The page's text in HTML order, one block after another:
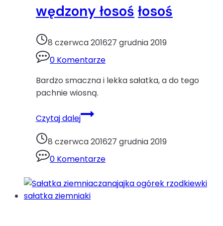
wędzony łosoś łosoś
8 czerwca 201627 grudnia 2019
0 Komentarze
Bardzo smaczna i lekka sałatka, a do tego
pachnie wiosną.
Czytaj dalejSałatka
z
wędzonym
łososiemkukurydza
ogórek
sałatka
wędzony
8 czerwca 201627 grudnia 2019
0 Komentarze